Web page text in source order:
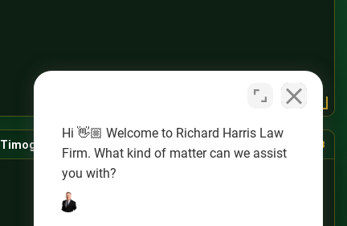
Timog-Kanlurang Las Vegas (725) 888-8888
Hi 👋🏼 Welcome to Richard Harris Law
Firm. What kind of matter can we assist
you with?